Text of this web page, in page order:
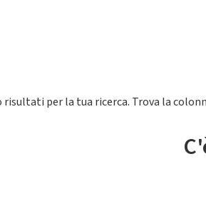
per la tua ricerca. Trova la